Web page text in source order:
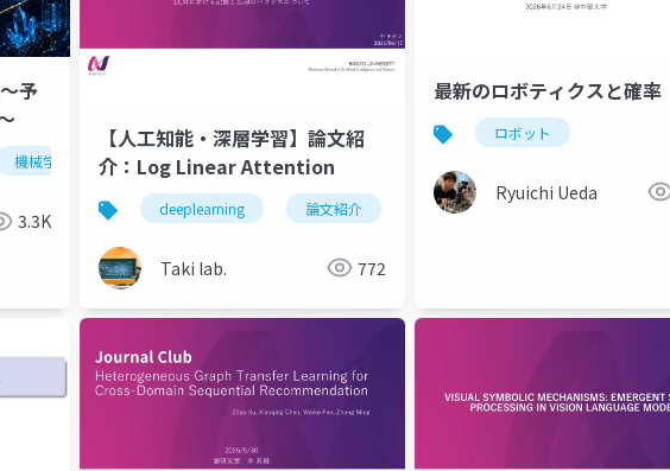
予
機械学習 世界モデル プログラミングサークル
3.3K
【人工知能・深層学習】論文紹
介：Log Linear Attention
deeplearning 論文紹介 深層学習 llm
Taki lab. 772
最新のロボティクスと確率
ロボット
Ryuichi Ueda